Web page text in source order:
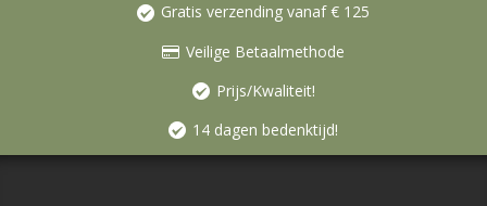
Gratis verzending vanaf € 125
Veilige Betaalmethode
Prijs/Kwaliteit!
14 dagen bedenktijd!